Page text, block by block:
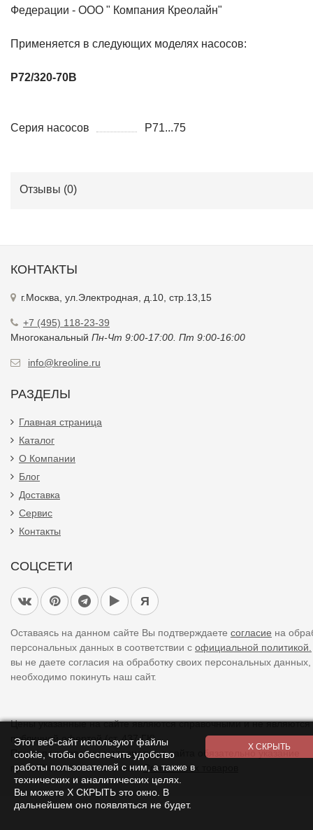
Федерации - ООО " Компания Креолайн"
Применяется в следующих моделях насосов:
P72/320-70B
Серия насосов P71...75
Отзывы (0)
КОНТАКТЫ
г.Москва, ул.Электродная, д.10, стр.13,15
+7 (495) 118-23-39
Многоканальный Пн-Чт 9:00-17:00. Пт 9:00-16:00
info@kreoline.ru
РАЗДЕЛЫ
Главная страница
Каталог
О Компании
Блог
Доставка
Сервис
Контакты
СОЦСЕТИ
Я
Оставаясь на данном сайте Вы подтверждаете согласие на
персональных данных в соответствии с официальной политикой.
вы не даете согласия на обработку своих персональных
необходимо покинуть наш сайт.
Цены указанные на сайте являются справочными и не являются
публичной офертой (ст. 437 ГК).
При использованииматериаловс сайта обязательно указание
прямой ссылки на источник.Список всех товаров
Этот веб-сайт используют файлы
cookie, чтобы обеспечить удобство
работы пользователей с ним, а также в
технических и аналитических целях.
Вы можете Х СКРЫТЬ это окно. В
дальнейшем оно появляться не будет.